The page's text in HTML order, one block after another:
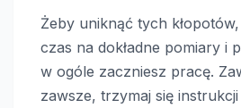
Żeby uniknąć tych
czas na dokładne pomiary i
w ogóle zaczniesz pracę.
zawsze, trzymaj się